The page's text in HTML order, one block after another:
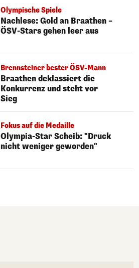
Olympische Spiele
Nachlese: Gold an Braathen –
ÖSV-Stars gehen leer aus
Brennsteiner bester ÖSV-Mann
Braathen deklassiert die
Konkurrenz und steht vor
Sieg
Fokus auf die Medaille
Olympia-Star Scheib: "Druck
nicht weniger geworden"